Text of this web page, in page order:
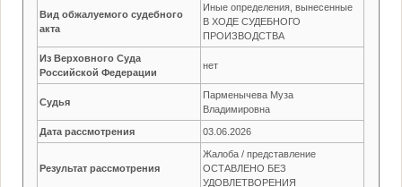
Вид обжалуемого судебного
акта
Иные определения, вынесенные
В ХОДЕ СУДЕБНОГО
ПРОИЗВОДСТВА
Из Верховного Суда
Российской Федерации
нет
Судья
Парменычева Муза
Владимировна
Дата рассмотрения 03.06.2026
Результат рассмотрения
Жалоба / представление
ОСТАВЛЕНО БЕЗ
УДОВЛЕТВОРЕНИЯ